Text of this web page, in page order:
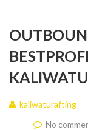
kaliwaturafting
No